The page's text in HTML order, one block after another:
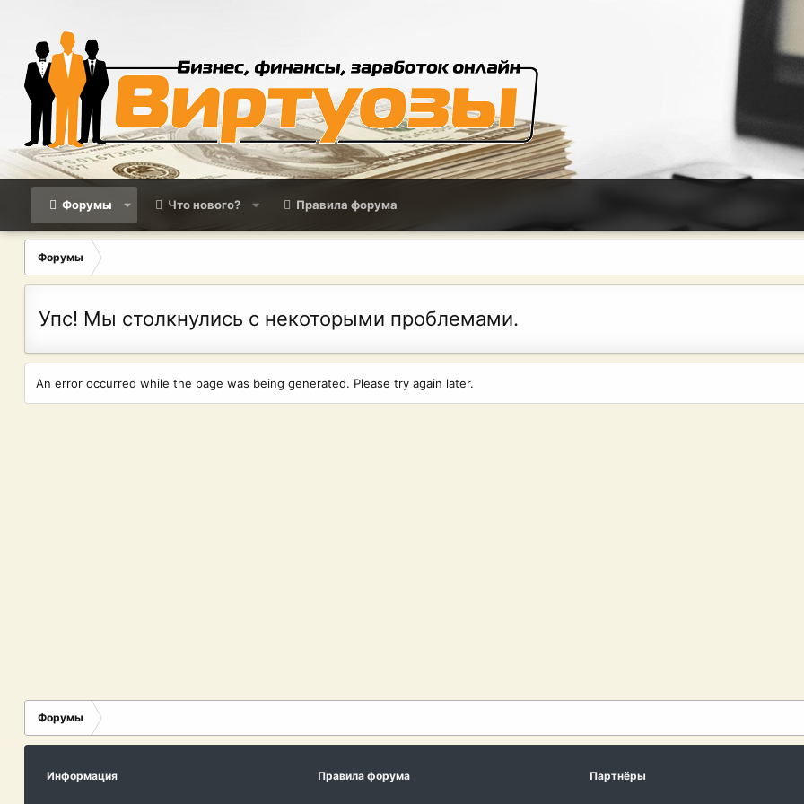
Форумы Что нового? Правила форума
Форумы
Упс! Мы столкнулись с некоторыми проблемами.
An error occurred while the page was being generated. Please try again later.
Форумы
Информация Правила форума Партнёры